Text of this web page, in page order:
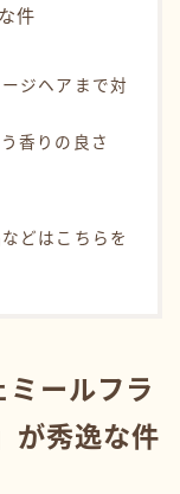
件
ジヘアまで対
香りの良さ
どはこちらを
ミールフラ
が秀逸な件